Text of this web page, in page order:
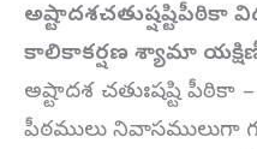
అష్టాదశచతుష్షష్టిపీఠికా
కాలికాకర్షణ శ్యామా యక్షిణీ
అష్టాదశ చతుఃషష్టి పీఠికా
పీఠములు నివాసములుగా